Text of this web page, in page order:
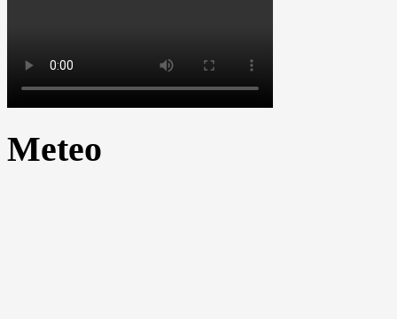
Meteo